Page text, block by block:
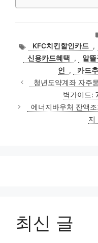
태
그
KFC치킨할인카드 ,
신용카드혜택
, 알
인
, 카드
청년도약계좌 자주
벽가이드:
에너지바우처 잔액
지
최신 글